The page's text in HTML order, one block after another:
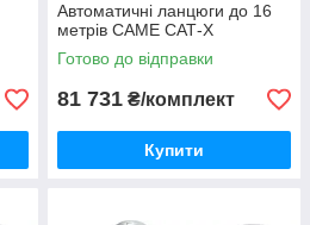
Автоматичні ланцюги до 16
метрів CAME САТ-X
Готово до відправки
81 731 ₴/комплект
Купити